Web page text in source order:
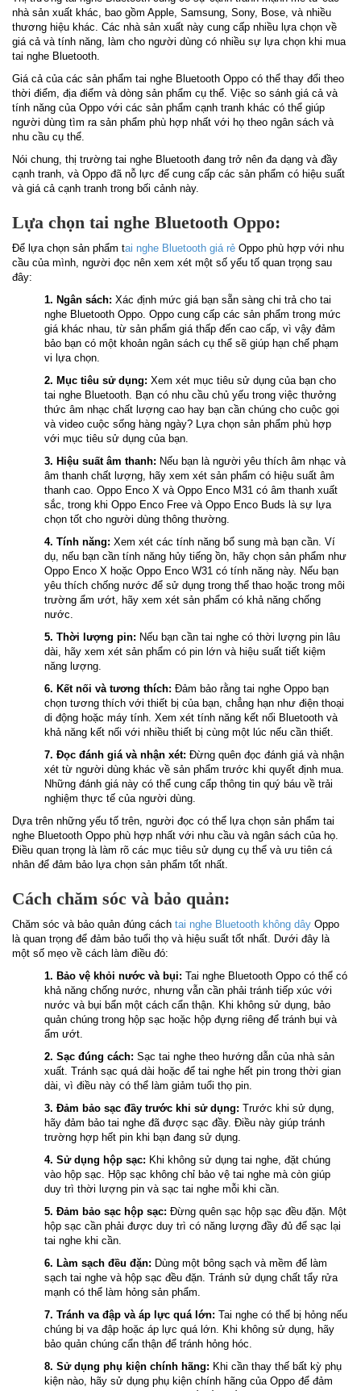
nhà sản xuất khác, bao gồm Apple, Samsung, Sony, Bose, và nhiều
thương hiệu khác. Các nhà sản xuất này cung cấp nhiều lựa chọn về
giá cả và tính năng, làm cho người dùng có nhiều sự lựa chọn khi mua
tai nghe Bluetooth.
Giá cả của các sản phẩm tai nghe Bluetooth Oppo có thể thay đổi theo
thời điểm, địa điểm và dòng sản phẩm cụ thể. Việc so sánh giá cả và
tính năng của Oppo với các sản phẩm cạnh tranh khác có thể giúp
người dùng tìm ra sản phẩm phù hợp nhất với họ theo ngân sách và
nhu cầu cụ thể.
Nói chung, thị trường tai nghe Bluetooth đang trở nên đa dạng và đầy
cạnh tranh, và Oppo đã nỗ lực để cung cấp các sản phẩm có hiệu suất
và giá cả cạnh tranh trong bối cảnh này.
Lựa chọn tai nghe Bluetooth Oppo:
Để lựa chọn sản phẩm tai nghe Bluetooth giá rẻ Oppo phù hợp với nhu
cầu của mình, người đọc nên xem xét một số yếu tố quan trọng sau
đây:
1. Ngân sách: Xác định mức giá bạn sẵn sàng chi trả cho tai
nghe Bluetooth Oppo. Oppo cung cấp các sản phẩm trong mức
giá khác nhau, từ sản phẩm giá thấp đến cao cấp, vì vậy đảm
bảo bạn có một khoản ngân sách cụ thể sẽ giúp hạn chế phạm
vi lựa chọn.
2. Mục tiêu sử dụng: Xem xét mục tiêu sử dụng của bạn cho
tai nghe Bluetooth. Bạn có nhu cầu chủ yếu trong việc thưởng
thức âm nhạc chất lượng cao hay bạn cần chúng cho cuộc gọi
và video cuộc sống hàng ngày? Lựa chọn sản phẩm phù hợp
với mục tiêu sử dụng của bạn.
3. Hiệu suất âm thanh: Nếu bạn là người yêu thích âm nhạc và
âm thanh chất lượng, hãy xem xét sản phẩm có hiệu suất âm
thanh cao. Oppo Enco X và Oppo Enco M31 có âm thanh xuất
sắc, trong khi Oppo Enco Free và Oppo Enco Buds là sự lựa
chọn tốt cho người dùng thông thường.
4. Tính năng: Xem xét các tính năng bổ sung mà bạn cần. Ví
dụ, nếu bạn cần tính năng hủy tiếng ồn, hãy chọn sản phẩm như
Oppo Enco X hoặc Oppo Enco W31 có tính năng này. Nếu bạn
yêu thích chống nước để sử dụng trong thể thao hoặc trong môi
trường ẩm ướt, hãy xem xét sản phẩm có khả năng chống
nước.
5. Thời lượng pin: Nếu bạn cần tai nghe có thời lượng pin lâu
dài, hãy xem xét sản phẩm có pin lớn và hiệu suất tiết kiệm
năng lượng.
6. Kết nối và tương thích: Đảm bảo rằng tai nghe Oppo bạn
chọn tương thích với thiết bị của bạn, chẳng hạn như điện thoại
di động hoặc máy tính. Xem xét tính năng kết nối Bluetooth và
khả năng kết nối với nhiều thiết bị cùng một lúc nếu cần thiết.
7. Đọc đánh giá và nhận xét: Đừng quên đọc đánh giá và nhận
xét từ người dùng khác về sản phẩm trước khi quyết định mua.
Những đánh giá này có thể cung cấp thông tin quý báu về trải
nghiệm thực tế của người dùng.
Dựa trên những yếu tố trên, người đọc có thể lựa chọn sản phẩm tai
nghe Bluetooth Oppo phù hợp nhất với nhu cầu và ngân sách của họ.
Điều quan trọng là làm rõ các mục tiêu sử dụng cụ thể và ưu tiên cá
nhân để đảm bảo lựa chọn sản phẩm tốt nhất.
Cách chăm sóc và bảo quản:
Chăm sóc và bảo quản đúng cách tai nghe Bluetooth không dây Oppo
là quan trọng để đảm bảo tuổi thọ và hiệu suất tốt nhất. Dưới đây là
một số mẹo về cách làm điều đó:
1. Bảo vệ khỏi nước và bụi: Tai nghe Bluetooth Oppo có thể có
khả năng chống nước, nhưng vẫn cần phải tránh tiếp xúc với
nước và bụi bẩn một cách cẩn thận. Khi không sử dụng, bảo
quản chúng trong hộp sạc hoặc hộp đựng riêng để tránh bụi và
ẩm ướt.
2. Sạc đúng cách: Sạc tai nghe theo hướng dẫn của nhà sản
xuất. Tránh sạc quá dài hoặc để tai nghe hết pin trong thời gian
dài, vì điều này có thể làm giảm tuổi thọ pin.
3. Đảm bảo sạc đầy trước khi sử dụng: Trước khi sử dụng,
hãy đảm bảo tai nghe đã được sạc đầy. Điều này giúp tránh
trường hợp hết pin khi bạn đang sử dụng.
4. Sử dụng hộp sạc: Khi không sử dụng tai nghe, đặt chúng
vào hộp sạc. Hộp sạc không chỉ bảo vệ tai nghe mà còn giúp
duy trì thời lượng pin và sạc tai nghe mỗi khi cần.
5. Đảm bảo sạc hộp sạc: Đừng quên sạc hộp sạc đều đặn. Một
hộp sạc cần phải được duy trì có năng lượng đầy đủ để sạc lại
tai nghe khi cần.
6. Làm sạch đều đặn: Dùng một bông sạch và mềm để làm
sạch tai nghe và hộp sạc đều đặn. Tránh sử dụng chất tẩy rửa
mạnh có thể làm hỏng sản phẩm.
7. Tránh va đập và áp lực quá lớn: Tai nghe có thể bị hỏng nếu
chúng bị va đập hoặc áp lực quá lớn. Khi không sử dụng, hãy
bảo quản chúng cẩn thận để tránh hỏng hóc.
8. Sử dụng phụ kiện chính hãng: Khi cần thay thế bất kỳ phụ
kiện nào, hãy sử dụng phụ kiện chính hãng của Oppo để đảm